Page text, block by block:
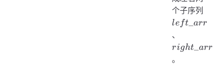
个子序列
le ft arr
、
right arr
。